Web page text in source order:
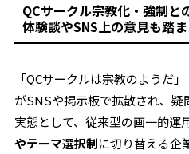
QCサークル宗教化・強制と
体験談やSNS上の意見も踏
「QCサークルは宗教のようだ
がSNSや掲示板で拡散され、疑
実態として、従来型の画一的運
やテーマ選択制に切り替える企